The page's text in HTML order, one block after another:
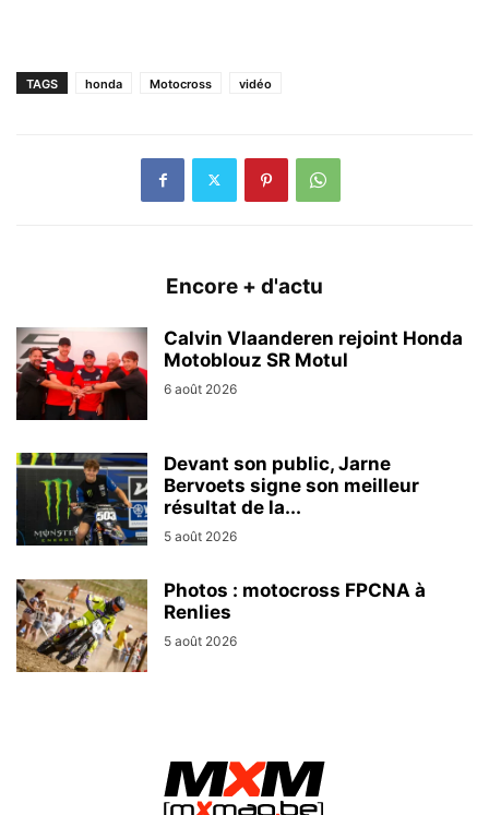
TAGS honda Motocross vidéo
Encore + d'actu
Calvin Vlaanderen rejoint Honda
Motoblouz SR Motul
6 août 2026
Devant son public, Jarne
Bervoets signe son meilleur
résultat de la...
5 août 2026
Photos : motocross FPCNA à
Renlies
5 août 2026